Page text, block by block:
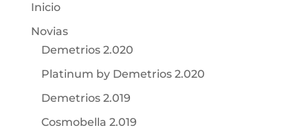
Inicio
Novias
Demetrios 2.020
Platinum by Demetrios 2.020
Demetrios 2.019
Cosmobella 2.019